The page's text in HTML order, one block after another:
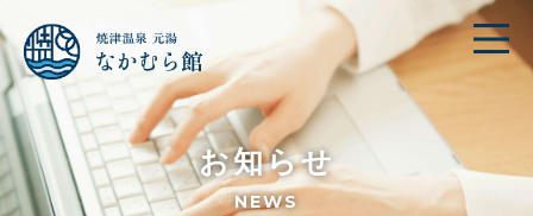
お知らせ
NEWS